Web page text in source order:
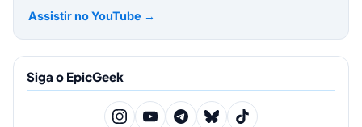
Assistir no YouTube →
Siga o EpicGeek